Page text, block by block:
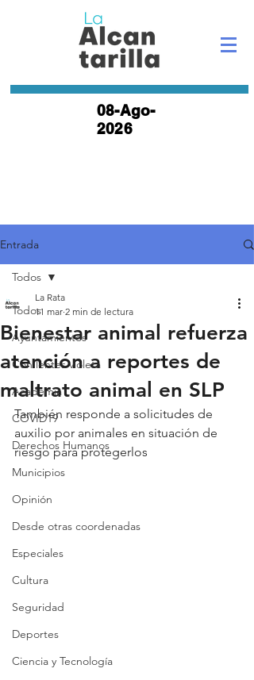
08-Ago-
2026
Entrada
Todos
Ayuntamientos
Con lentes violeta
Academia
COVID19
Derechos Humanos
Municipios
Opinión
Desde otras coordenadas
Especiales
Cultura
Seguridad
Deportes
Ciencia y Tecnología
Todos
Bienestar animal refuerza
atención a reportes de
maltrato animal en SLP
La Rata
11 mar 2 min de lectura
También responde a solicitudes de
auxilio por animales en situación de
riesgo para protegerlos